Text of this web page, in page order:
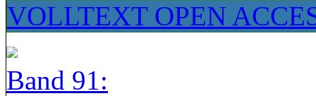
VOLLTEXT OPEN
Band 91: